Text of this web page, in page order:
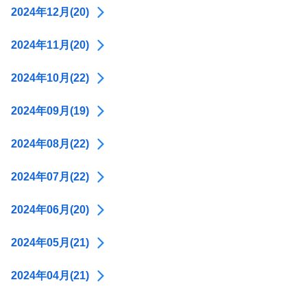
2024年12月(20)
2024年11月(20)
2024年10月(22)
2024年09月(19)
2024年08月(22)
2024年07月(22)
2024年06月(20)
2024年05月(21)
2024年04月(21)